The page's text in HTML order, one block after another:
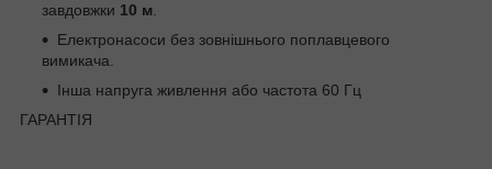
завдовжки 10 м.
Електронасоси без зовнішнього поплавцевого
вимикача.
Інша напруга живлення або частота 60 Гц
ГАРАНТІЯ